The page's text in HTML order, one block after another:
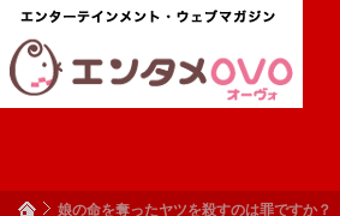
娘の命を奪ったヤツを殺すのは罪ですか？